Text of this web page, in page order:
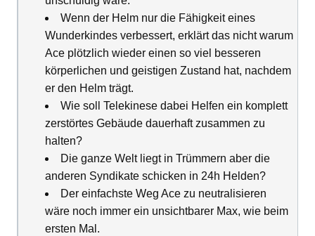
Wenn der Helm nur die Fähigkeit eines
Wunderkindes verbessert, erklärt das nicht warum
Ace plötzlich wieder einen so viel besseren
körperlichen und geistigen Zustand hat, nachdem
er den Helm trägt.
Wie soll Telekinese dabei Helfen ein komplett
zerstörtes Gebäude dauerhaft zusammen zu
halten?
Die ganze Welt liegt in Trümmern aber die
anderen Syndikate schicken in 24h Helden?
Der einfachste Weg Ace zu neutralisieren
wäre noch immer ein unsichtbarer Max, wie beim
ersten Mal.